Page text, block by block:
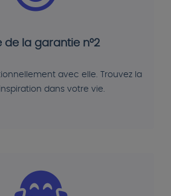
de la garantie n°2
avec elle. Trouvez la
dans votre vie.